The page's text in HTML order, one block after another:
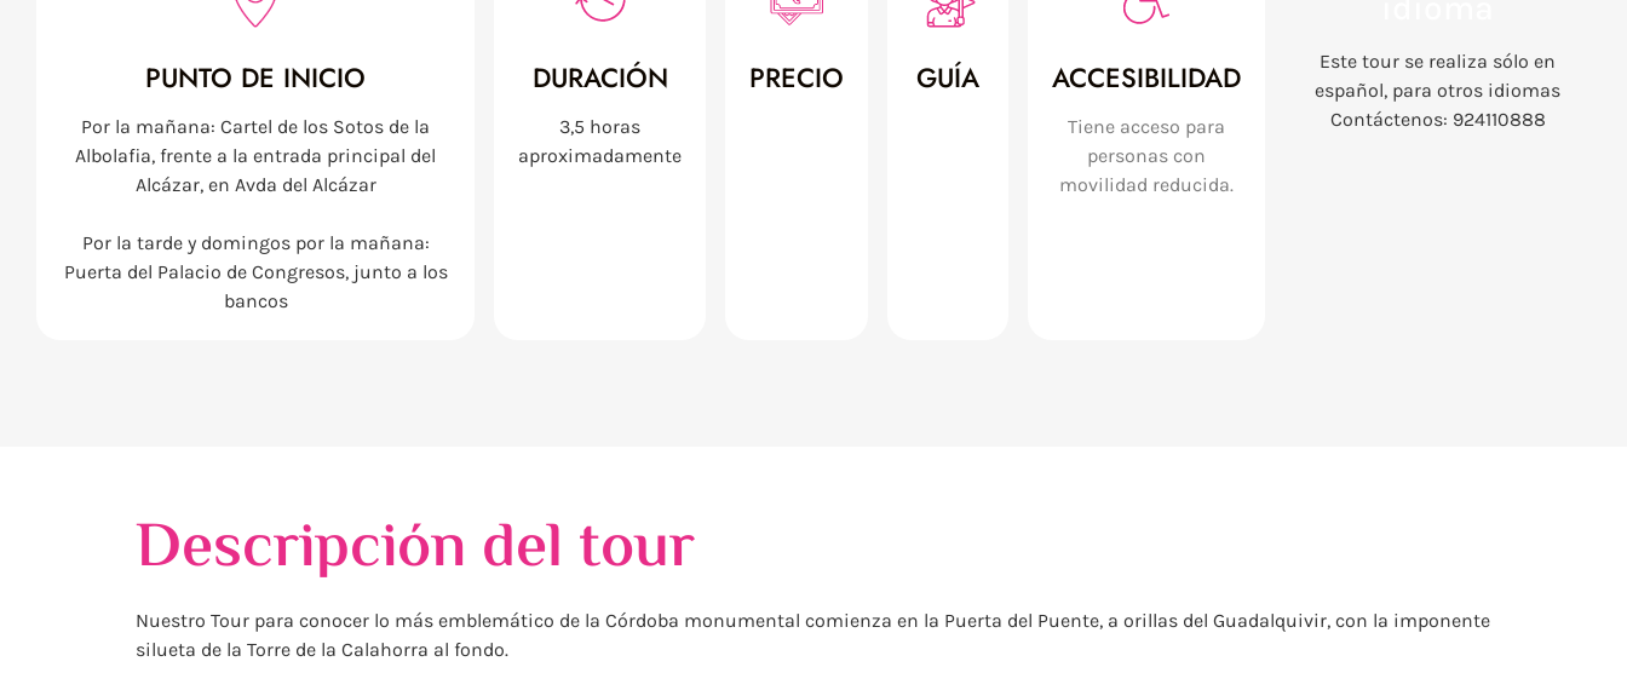
PUNTO DE INICIO
Por la mañana: Cartel de los Sotos de la
Albolafia, frente a la entrada principal del
Alcázar, en Avda del Alcázar
Por la tarde y domingos por la mañana:
Puerta del Palacio de Congresos, junto a los
bancos
DURACIÓN
3,5 horas
aproximadamente
PRECIO GUÍA ACCESIBILIDAD
Tiene acceso para
personas con
movilidad reducida.
Este tour se realiza sólo en
español, para otros idiomas
Contáctenos: 924110888
Descripción del tour
Nuestro Tour para conocer lo más emblemático de la Córdoba monumental comienza en la Puerta del Puente, a orillas del Guadalquivir, con la imponente
silueta de la Torre de la Calahorra al fondo.